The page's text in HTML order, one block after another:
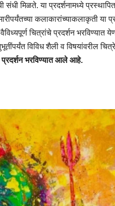
मिळते. या प्रदर्शनामध्ये
कलाकारांच्याकलाकृती या
चित्रांचे प्रदर्शन भरविण्यात
विविध शैली व विषयांवरील
भरविण्यात आले आहे.